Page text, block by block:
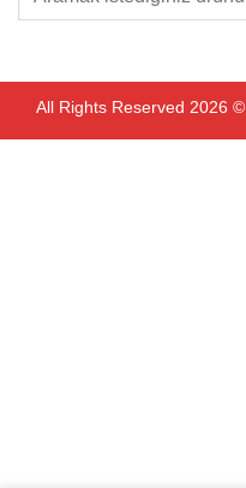
All Rights Reserved 2026 ©